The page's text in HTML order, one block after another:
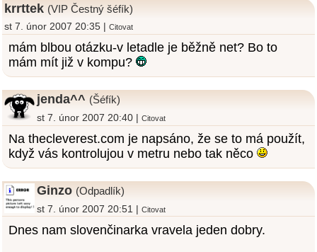
krrttek (VIP Čestný šéfík)
st 7. únor 2007 20:35 | Citovat
mám blbou otázku-v letadle je běžně net? Bo to
mám mít již v kompu?
jenda^^ (Šéfík)
st 7. únor 2007 20:40 |Citovat
Na thecleverest.com je napsáno, že se to má použít,
když vás kontrolujou v metru nebo tak něco
Ginzo (Odpadlík)
st 7. únor 2007 20:51 |Citovat
Dnes nam slovenčinarka vravela jeden dobry.